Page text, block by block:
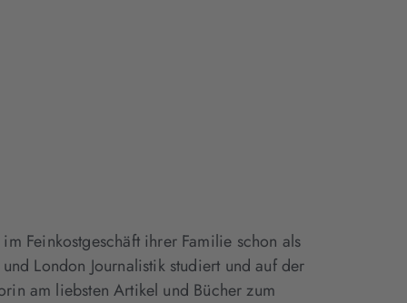
Feinkostgeschäft ihrer Familie schon als
London Journalistik studiert und auf der
am liebsten Artikel und Bücher zum